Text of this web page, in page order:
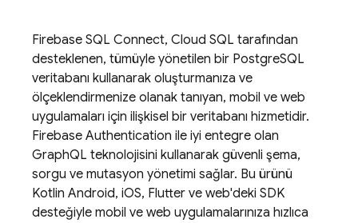
Firebase SQL Connect, Cloud SQL tarafından
desteklenen, tümüyle yönetilen bir PostgreSQL
veritabanı kullanarak oluşturmanıza ve
ölçeklendirmenize olanak tanıyan, mobil ve web
uygulamaları için ilişkisel bir veritabanı hizmetidir.
Firebase Authentication ile iyi entegre olan
GraphQL teknolojisini kullanarak güvenli şema,
sorgu ve mutasyon yönetimi sağlar. Bu ürünü
Kotlin Android, iOS, Flutter ve web'deki SDK
desteğiyle mobil ve web uygulamalarınıza hızlıca